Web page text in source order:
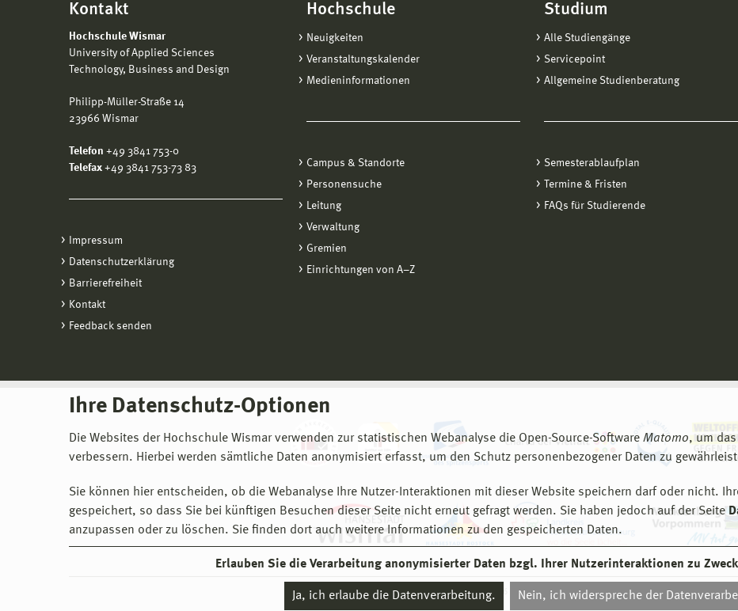
Ihre Datenschutz-Optionen
Die Websites der Hochschule Wismar verwenden zur statistischen Webanalyse die Open-Source-Software Matomo, um
verbessern. Hierbei werden sämtliche Daten anonymisiert erfasst, um den Schutz personenbezogener Daten zu
Sie können hier entscheiden, ob die Webanalyse Ihre Nutzer-Interaktionen mit dieser Website speichern darf oder nicht.
gespeichert, so dass Sie bei künftigen Besuchen dieser Seite nicht erneut gefragt werden. Sie haben jedoch auf der Seite
anzupassen oder zu löschen. Sie finden dort auch weitere Informationen zu den gespeicherten Daten.
Erlauben Sie die Verarbeitung anonymisierter Daten bzgl. Ihrer Nutzerinteraktionen zu
Ja, ich erlaube die Datenverarbeitung. Nein, ich widerspreche der
Kontakt
Hochschule Wismar
University of Applied Sciences
Technology, Business and Design
Philipp-Müller-Straße 14
23966 Wismar
Telefon +49 3841 753-0
Telefax +49 3841 753-73 83
Impressum
Datenschutzerklärung
Barrierefreiheit
Kontakt
Feedback senden
Hochschule
Neuigkeiten
Veranstaltungskalender
Medieninformationen
Campus & Standorte
Personensuche
Leitung
Verwaltung
Gremien
Einrichtungen von A−Z
Studium
Alle Studiengänge
Servicepoint
Allgemeine Studienberatung
Semesterablaufplan
Termine & Fristen
FAQs für Studierende
© 2026 Hochschule Wismar